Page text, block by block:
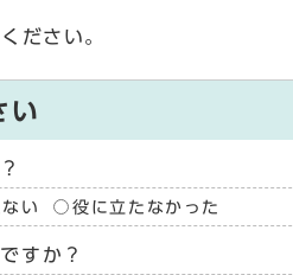
ださい。
い
い 役に立たなかった
すか？